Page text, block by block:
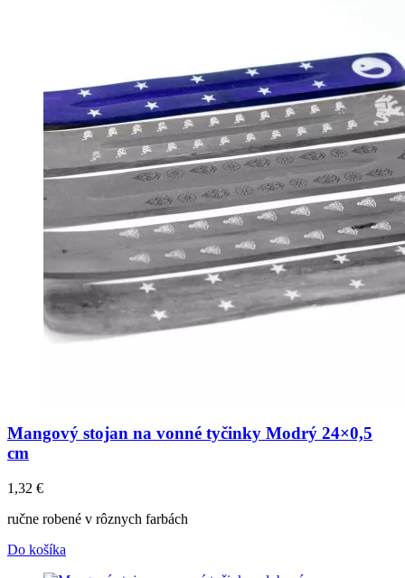
Mangový stojan na vonné tyčinky Modrý 24×0,5
cm
1,32 €
ručne robené v rôznych farbách
Do košíka